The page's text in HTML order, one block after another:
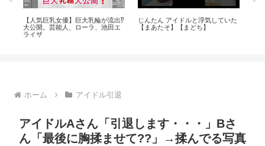
【人気巨乳女優】巨大乳輪が流出⁉️
大公開。芸能人、ローラ、池田エ
ライザ
じんたん アイドルと浮気していた
【まあたそ】【まどち】
ホーム アイドル引退
アイドルAさん「引退します・・・」Bさ
ん「最後に胸揉ませて??」→揉んでる写真